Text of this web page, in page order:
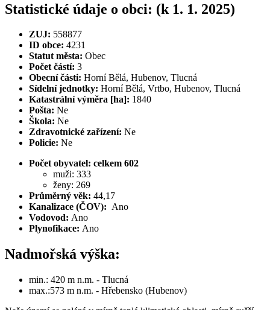
Statistické údaje o obci: (k 1. 1. 2025)
ZUJ: 558877
ID obce: 4231
Statut města: Obec
Počet částí: 3
Obecní části: Horní Bělá, Hubenov, Tlucná
Sídelní jednotky: Horní Bělá, Vrtbo, Hubenov, Tlucná
Katastrální výměra [ha]: 1840
Pošta: Ne
Škola: Ne
Zdravotnické zařízení: Ne
Policie: Ne
Počet obyvatel: celkem 602
muži: 333
ženy: 269
Průměrný věk: 44,17
Kanalizace (ČOV): Ano
Vodovod: Ano
Plynofikace: Ano
Nadmořská výška:
min.: 420 m n.m. - Tlucná
max.:573 m n.m. - Hřebensko (Hubenov)